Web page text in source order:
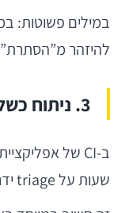
במילים פשוטות:
להיזהר
3. ניתוח כשלים וסיווג תקלות
שעות על triage ידני. AI יכול לסווג כשלים לפי דפוסים היסטוריים, לזהות מתי מדובר בתקלה חוזרת, לקשר בין כישלון לבין שינוי קוד מסוים, ואף להמליץ על בעלים לטיפול.